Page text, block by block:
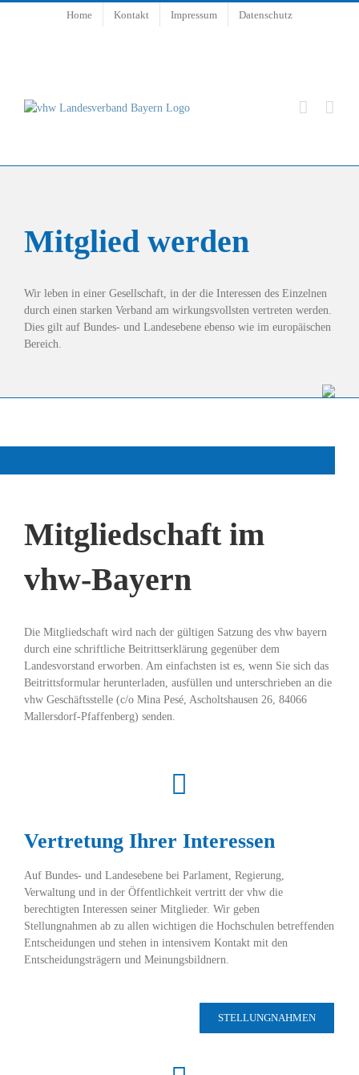
Home Kontakt Impressum Datenschutz
Mitglied werden
Wir leben in einer Gesellschaft, in der die Interessen des Einzelnen
durch einen starken Verband am wirkungsvollsten vertreten werden.
Dies gilt auf Bundes- und Landesebene ebenso wie im europäischen
Bereich.
Mitgliedschaft im
vhw-Bayern
Die Mitgliedschaft wird nach der gültigen Satzung des vhw bayern
durch eine schriftliche Beitrittserklärung gegenüber dem
Landesvorstand erworben. Am einfachsten ist es, wenn Sie sich das
Beitrittsformular herunterladen, ausfüllen und unterschrieben an die
vhw Geschäftsstelle (c/o Mina Pesé, Ascholtshausen 26, 84066
Mallersdorf-Pfaffenberg) senden.
Vertretung Ihrer Interessen
Auf Bundes- und Landesebene bei Parlament, Regierung,
Verwaltung und in der Öffentlichkeit vertritt der vhw die
berechtigten Interessen seiner Mitglieder. Wir geben
Stellungnahmen ab zu allen wichtigen die Hochschulen betreffenden
Entscheidungen und stehen in intensivem Kontakt mit den
Entscheidungsträgern und Meinungsbildnern.
STELLUNGNAHMEN